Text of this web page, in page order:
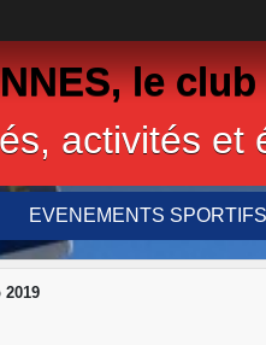
le
activités
EVENEMENTS SPORTIFS